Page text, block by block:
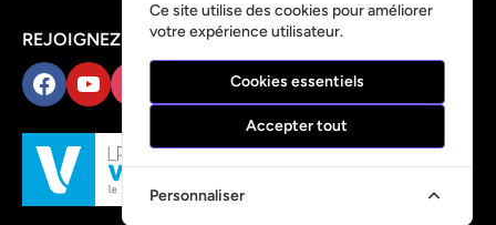
REJOIGNEZ-NOUS !
FacebookYouTubeInstagram
TikTok
Ce site utilise des cookies pour améliorer
votre expérience utilisateur.
Cookies essentiels
Accepter tout
Personnaliser